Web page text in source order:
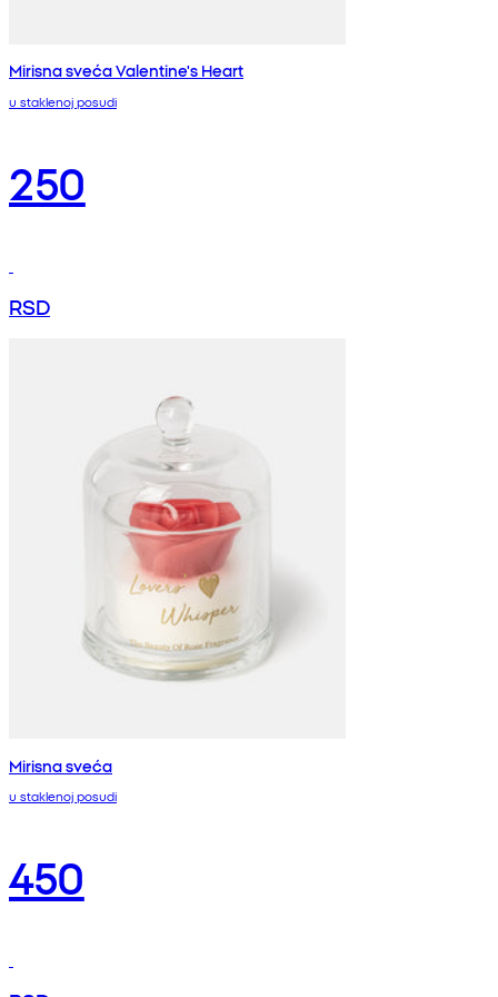
Mirisna sveća Valentine's Heart
u staklenoj posudi
250
RSD
Mirisna sveća
u staklenoj posudi
450